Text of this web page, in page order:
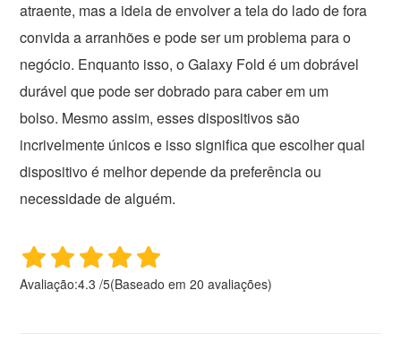
atraente, mas a ideia de envolver a tela do lado de fora
convida a arranhões e pode ser um problema para o
negócio. Enquanto isso, o Galaxy Fold é um dobrável
durável que pode ser dobrado para caber em um
bolso. Mesmo assim, esses dispositivos são
incrivelmente únicos e isso significa que escolher qual
dispositivo é melhor depende da preferência ou
necessidade de alguém.
Avaliação:4.3 /5(Baseado em20 avaliações)